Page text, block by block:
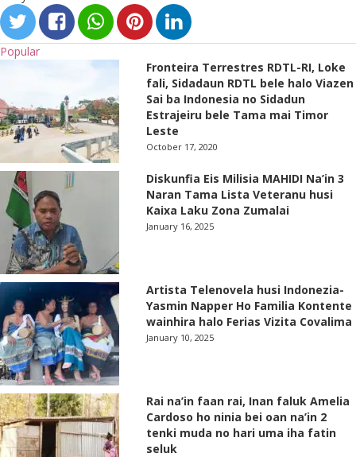
Popular
Fronteira Terrestres RDTL-RI, Loke
fali, Sidadaun RDTL bele halo Viazen
Sai ba Indonesia no Sidadun
Estrajeiru bele Tama mai Timor
Leste
October 17, 2020
Diskunfia Eis Milisia MAHIDI Na’in 3
Naran Tama Lista Veteranu husi
Kaixa Laku Zona Zumalai
January 16, 2025
Artista Telenovela husi Indonezia-
Yasmin Napper Ho Familia Kontente
wainhira halo Ferias Vizita Covalima
January 10, 2025
Rai na’in faan rai, Inan faluk Amelia
Cardoso ho ninia bei oan na’in 2
tenki muda no hari uma iha fatin
seluk